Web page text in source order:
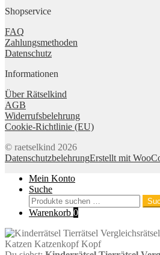
Shopservice
FAQ
Zahlungsmethoden
Datenschutz
Informationen
Über Rätselkind
AGB
Widerrufsbelehrung
Cookie-Richtlinie (EU)
© raetselkind 2026
DatenschutzbelehrungErstellt mit
Mein Konto
Suche
Suchen
nach:
Warenkorb 0